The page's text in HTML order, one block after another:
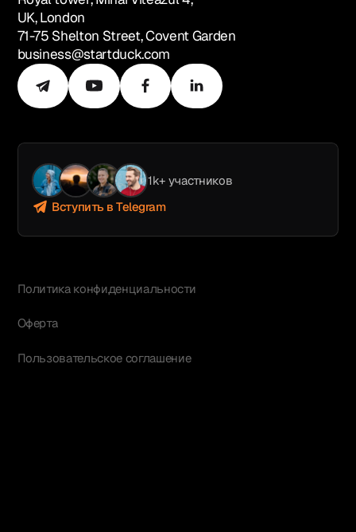
UK, London
71-75 Shelton Street, Covent Garden
business@startduck.com
1k+ участников
Вступить в Telegram
Политика конфиденциальности
Оферта
Пользовательское соглашение